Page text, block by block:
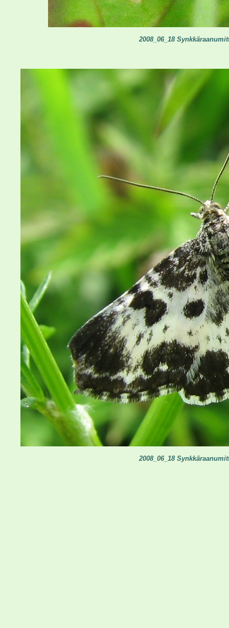
2008_06_18
2008_06_18